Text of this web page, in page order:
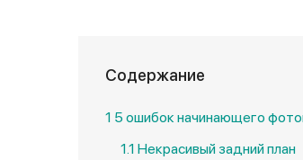
Содержание
1 5 ошибок начинающего
1.1 Некрасивый задний план